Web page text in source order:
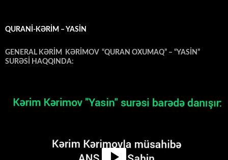
QURANİ-KƏRİM – YASİN
GENERAL KƏRİM KƏRİMOV “QURAN OXUMAQ” – “YASİN”
SURƏSİ HAQQINDA: